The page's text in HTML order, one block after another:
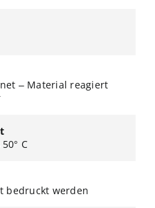
– Material reagiert
C
bedruckt werden